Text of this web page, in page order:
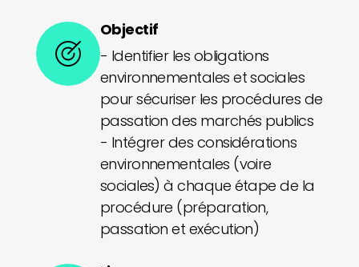
Objectif
- Identifier les obligations
environnementales et sociales
pour sécuriser les procédures de
passation des marchés publics
- Intégrer des considérations
environnementales (voire
sociales) à chaque étape de la
procédure (préparation,
passation et exécution)